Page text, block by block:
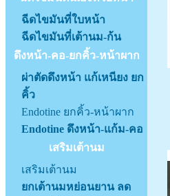
ฉีดไขมันที่ใบหน้า
ฉีดไขมันที่เต้านม-ก้น
ดึงหน้า-คอ-ยกคิ้ว-หน้าผาก
ผ่าตัดดึงหน้า แก้เหนียง ยก
คิ้ว
Endotine ยกคิ้ว-หน้าผาก
Endotine ดึงหน้า-แก้ม-คอ
เสริมเต้านม
เสริมเต้านม
ยกเต้านมหย่อนยาน ลด